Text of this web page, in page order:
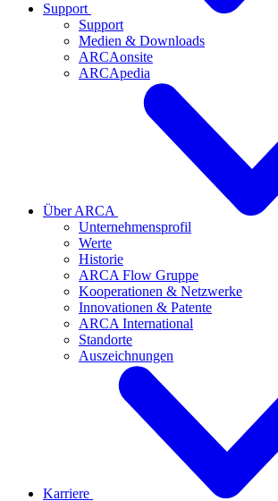
Support
Support
Medien & Downloads
ARCAonsite
ARCApedia
Über ARCA
Unternehmensprofil
Werte
Historie
ARCA Flow Gruppe
Kooperationen & Netzwerke
Innovationen & Patente
ARCA International
Standorte
Auszeichnungen
Karriere